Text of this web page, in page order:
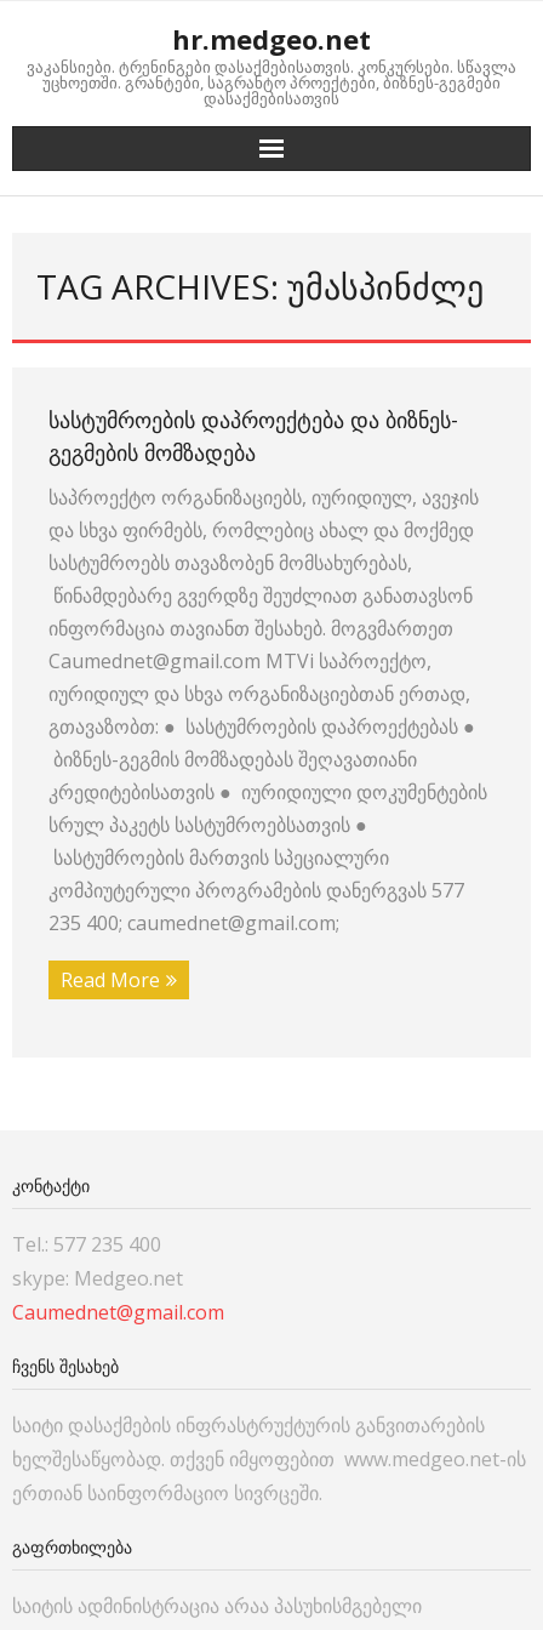
content
hr.medgeo.net
ვაკანსიები. ტრენინგები დასაქმებისათვის. კონკურსები. სწავლა
უცხოეთში. გრანტები, საგრანტო პროექტები, ბიზნეს-გეგმები
დასაქმებისათვის
TAG ARCHIVES: ᲣᲛᲐᲡᲞᲘᲜᲫᲚᲔ
ᲡᲐᲡᲢᲣᲛᲠᲝᲔᲑᲘᲡ ᲓᲐᲞᲠᲝᲔᲥᲢᲔᲑᲐ ᲓᲐ ᲑᲘᲖᲜᲔᲡ-
ᲒᲔᲒᲛᲔᲑᲘᲡ ᲛᲝᲛᲖᲐᲓᲔᲑᲐ
საპროექტო ორგანიზაციებს, იურიდიულ, ავეჯის
და სხვა ფირმებს, რომლებიც ახალ და მოქმედ
სასტუმროებს თავაზობენ მომსახურებას,
წინამდებარე გვერდზე შეუძლიათ განათავსონ
ინფორმაცია თავიანთ შესახებ. მოგვმართეთ
Caumednet@gmail.com MTVi საპროექტო,
იურიდიულ და სხვა ორგანიზაციებთან ერთად,
გთავაზობთ: ● სასტუმროების დაპროექტებას ●
ბიზნეს-გეგმის მომზადებას შეღავათიანი
კრედიტებისათვის ● იურიდიული დოკუმენტების
სრულ პაკეტს სასტუმროებსათვის ●
სასტუმროების მართვის სპეციალური
კომპიუტერული პროგრამების დანერგვას 577
235 400; caumednet@gmail.com;
Read More
ᲙᲝᲜᲢᲐᲥᲢᲘ
Tel.: 577 235 400
skype: Medgeo.net
Caumednet@gmail.com
ᲩᲕᲔᲜᲡ ᲨᲔᲡᲐᲮᲔᲑ
საიტი დასაქმების ინფრასტრუქტურის განვითარების
ხელშესაწყობად. თქვენ იმყოფებით www.medgeo.net-ის
ერთიან საინფორმაციო სივრცეში.
ᲒᲐᲤᲠᲗᲮᲘᲚᲔᲑᲐ
საიტის ადმინისტრაცია არაა პასუხისმგებელი